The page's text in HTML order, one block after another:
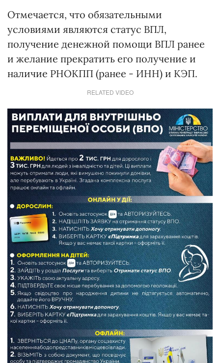
Отмечается, что обязательными
условиями являются статус ВПЛ,
получение денежной помощи ВПЛ ранее
и желание прекратить его получение и
наличие РНОКПП (ранее - ИНН) и КЭП.
RELATED VIDEO